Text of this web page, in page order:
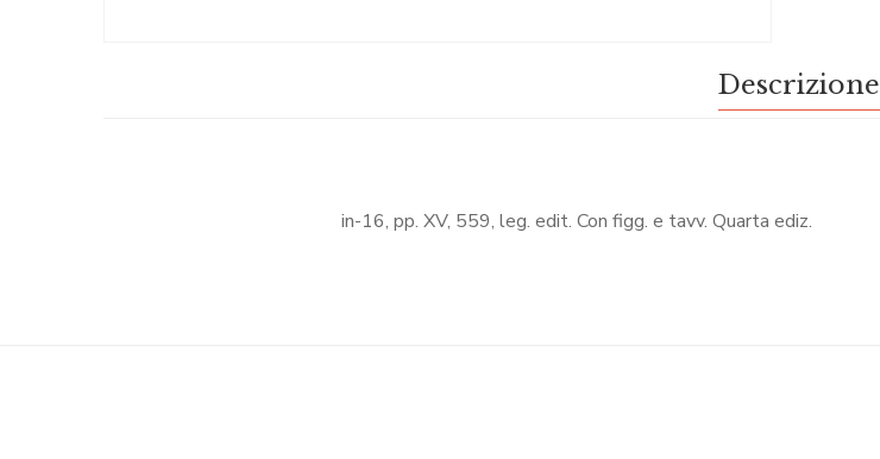
Descrizione
in-16, pp. XV, 559, leg. edit. Con figg. e tavv. Quarta ediz.